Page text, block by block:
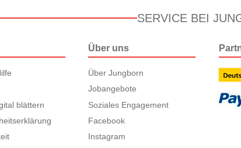
SERVICE BEI
blättern
Über uns
Über Jungborn
Jobangebote
Soziales Engagement
Facebook
Instagram